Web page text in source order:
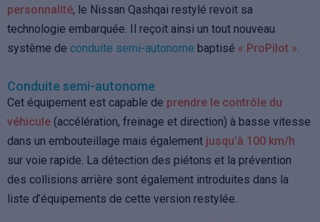
personnalité, le Nissan Qashqai restylé revoit sa
technologie embarquée. Il reçoit ainsi un tout nouveau
système de conduite semi-autonome baptisé « ProPilot ».
Conduite semi-autonome
Cet équipement est capable de prendre le contrôle du
véhicule (accélération, freinage et direction) à basse vitesse
dans un embouteillage mais également jusqu’à 100 km/h
sur voie rapide. La détection des piétons et la prévention
des collisions arrière sont également introduites dans la
liste d’équipements de cette version restylée.